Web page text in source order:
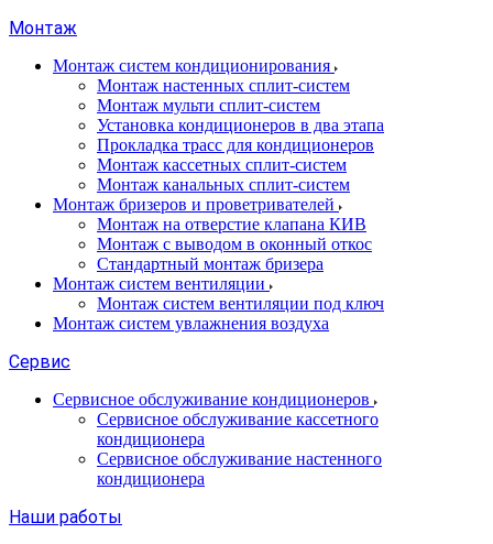
Монтаж
Монтаж систем кондиционирования
Монтаж настенных сплит-систем
Монтаж мульти сплит-систем
Установка кондиционеров в два этапа
Прокладка трасс для кондиционеров
Монтаж кассетных сплит-систем
Монтаж канальных сплит-систем
Монтаж бризеров и проветривателей
Монтаж на отверстие клапана КИВ
Монтаж с выводом в оконный откос
Стандартный монтаж бризера
Монтаж систем вентиляции
Монтаж систем вентиляции под ключ
Монтаж систем увлажнения воздуха
Сервис
Сервисное обслуживание кондиционеров
Сервисное обслуживание кассетного
кондиционера
Сервисное обслуживание настенного
кондиционера
Наши работы